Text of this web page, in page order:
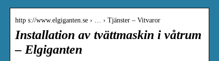
http s://www.elgiganten.se › … › Tjänster – Vitvaror
Installation av tvättmaskin i våtrum
– Elgiganten